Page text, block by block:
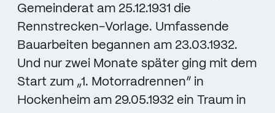
Gemeinderat am 25.12.1931 die
Rennstrecken-Vorlage. Umfassende
Bauarbeiten begannen am 23.03.1932.
Und nur zwei Monate später ging mit dem
Start zum „1. Motorradrennen” in
Hockenheim am 29.05.1932 ein Traum in